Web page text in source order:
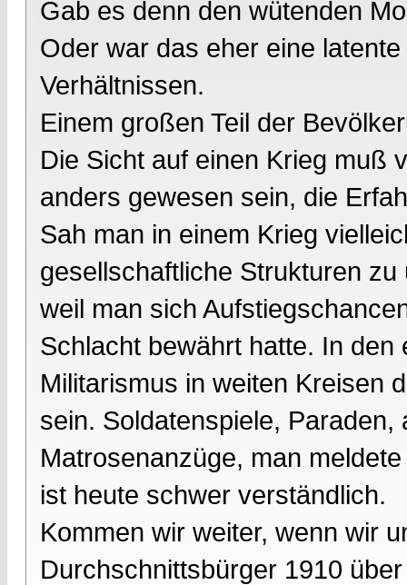
Gab es denn den wütenden
Oder war das eher eine
Verhältnissen.
Einem großen Teil der
Die Sicht auf einen Krieg muß
anders gewesen sein, die
Sah man in einem Krieg
gesellschaftliche Strukturen
weil man sich
Schlacht bewährt hatte. In
Militarismus in weiten Kreisen
sein. Soldatenspiele,
Matrosenanzüge, man
ist heute schwer verständlich.
Kommen wir weiter, wenn wir
Durchschnittsbürger 1910